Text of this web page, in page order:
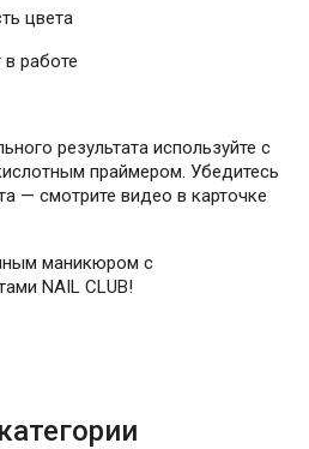
цвета
работе
результата используйте с
праймером. Убедитесь
— смотрите видео в карточке
маникюром с
NAIL CLUB!